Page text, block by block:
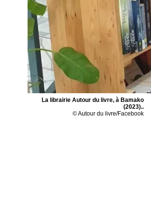
La librairie Autour du livre, à Bamako
(2023)..
© Autour du livre/Facebook